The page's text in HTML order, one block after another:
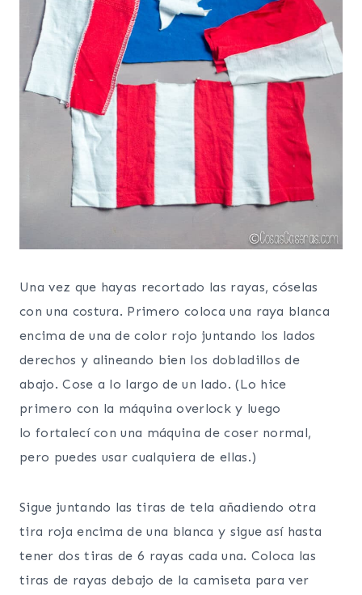
Una vez que hayas recortado las rayas, cóselas
con una costura. Primero coloca una raya blanca
encima de una de color rojo juntando los lados
derechos y alineando bien los dobladillos de
abajo. Cose a lo largo de un lado. (Lo hice
primero con la máquina overlock y luego
lo fortalecí con una máquina de coser normal,
pero puedes usar cualquiera de ellas.)
Sigue juntando las tiras de tela añadiendo otra
tira roja encima de una blanca y sigue así hasta
tener dos tiras de 6 rayas cada una. Coloca las
tiras de rayas debajo de la camiseta para ver